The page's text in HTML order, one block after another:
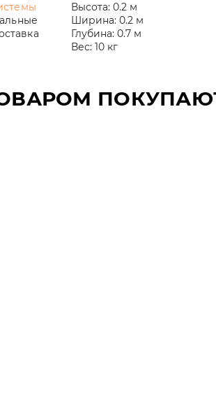
Высота: 0.2 м
Ширина: 0.2 м
Глубина: 0.7 м
Вес: 10 кг